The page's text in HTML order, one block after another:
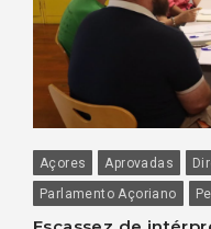
Açores Aprovadas
Parlamento Açoriano